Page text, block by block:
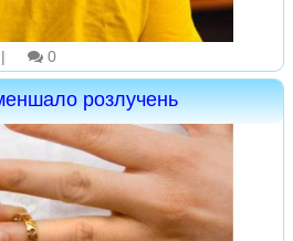
| 0
розлучень